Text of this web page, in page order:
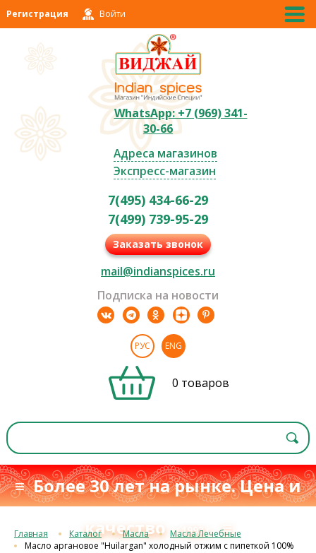
Регистрация Войти
WhatsApp: +7 (969) 341-
30-66
Адреса магазинов
Экспресс-магазин
7(495) 434-66-29
7(499) 739-95-29
Заказать звонок
mail@indianspices.ru
Подписка на новости
РУС ENG
0 товаров
≡ Более 30 лет на рынке. Цена и
качествос 1993 г.≡
Главная Каталог Масла
Масла Лечебные
Масло аргановое "Huilargan" холодный отжим с пипеткой 100%